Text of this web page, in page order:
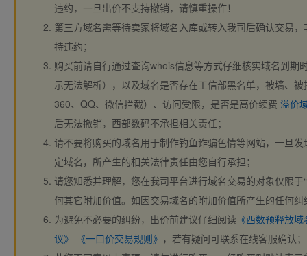
违约，一旦出价不支持撤销，请慎重操作！
第三方域名需等待卖家将域名入库或转入我司后确认交易
持违约；
购买前请自行通过查询whois信息等方式仔细核实域名到期
示无法解析），以及域名是否存在工信部黑名单，被墙、
360、QQ、微信拦截）、访问受限，是否是高价续费 溢价
后无法撤销，西部数码不承担相关责任；
请不要将购买的域名用于制作钓鱼诈骗色情等网站，一旦
定域名，所产生的相关法律责任由您自行承担；
请您知悉并理解，您在我司平台进行域名交易的对象仅限于
何其它附加价值。如因交易域名的附加价值所产生的任何
为避免不必要的纠纷，出价前建议仔细阅读 《西数预释放
议》
《一口价交易规则》 ，若有疑问可联系在线客服确认；